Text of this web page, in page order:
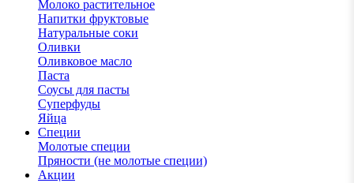
Молоко растительное
Напитки фруктовые
Натуральные соки
Оливки
Оливковое масло
Паста
Соусы для пасты
Суперфуды
Яйца
Специи
Молотые специи
Пряности (не молотые специи)
Акции